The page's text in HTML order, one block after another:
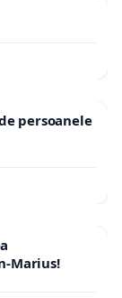
persoanele
Marius!